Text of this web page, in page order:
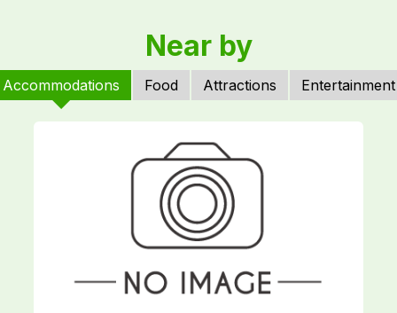
Near by
Accommodations Food Attractions Entertainment